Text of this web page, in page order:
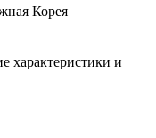
Корея
характеристики и